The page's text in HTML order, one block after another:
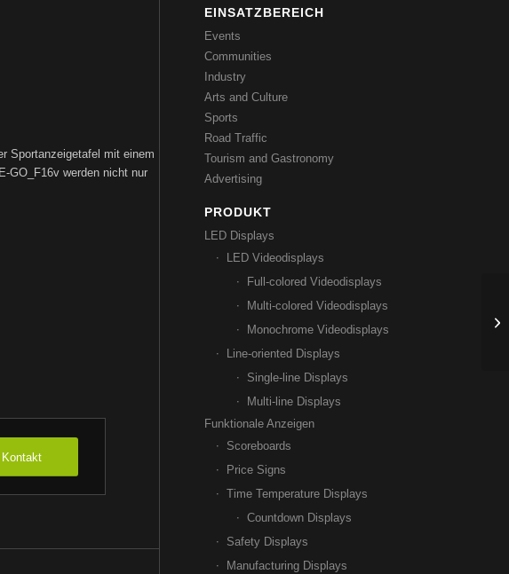
Sportanzeigetafel mit einem
GO_F16v werden nicht nur
Kontakt
EINSATZBEREICH
Events
Communities
Industry
Arts and Culture
Sports
Road Traffic
Tourism and Gastronomy
Advertising
PRODUKT
LED Displays
LED Videodisplays
Full-colored Videodisplays
Multi-colored Videodisplays
Monochrome Videodisplays
Line-oriented Displays
Single-line Displays
Multi-line Displays
Funktionale Anzeigen
Scoreboards
Price Signs
Time Temperature Displays
Countdown Displays
Safety Displays
Manufacturing Displays